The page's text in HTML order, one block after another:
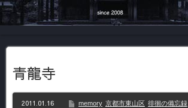
青龍寺
2011.01.16 memory 京都市東山区 徘徊の備忘録